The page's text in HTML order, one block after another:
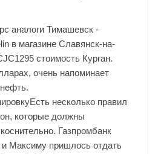
аналоги Тимашевск -
в магазине Славянск-на-
стоимость Курган.
очень напоминает
несколько правил
которые должны
Газпромбанк
и Максиму пришлось отдать